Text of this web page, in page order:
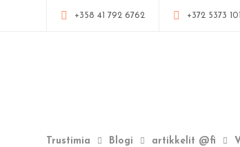
+358 41 792 6762 +372 5373
Trustimia Blogi artikkelit @fi